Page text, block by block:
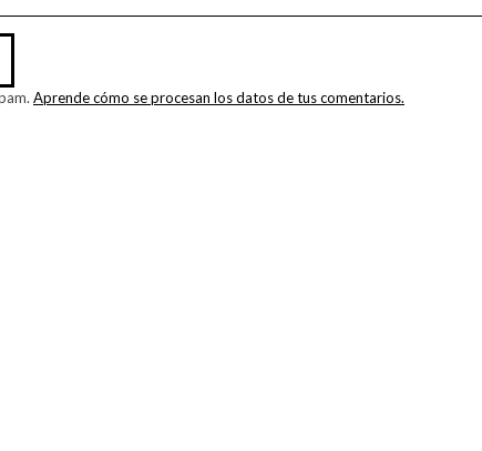
Aprende cómo se procesan los datos de tus comentarios.